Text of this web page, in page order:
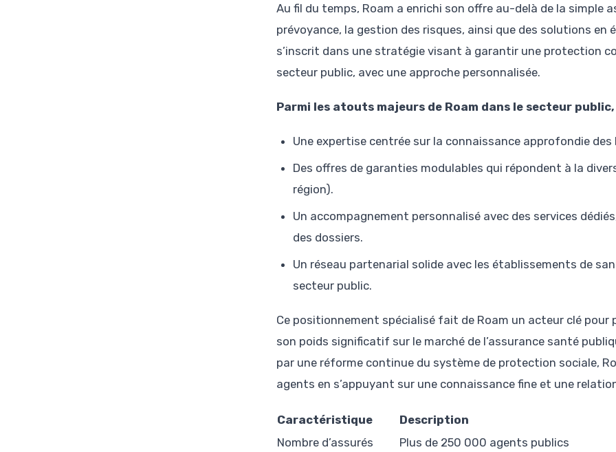
Au fil du temps, Roam a enrichi son offre au-delà de la simple
prévoyance, la gestion des risques, ainsi que des solutions en
s’inscrit dans une stratégie visant à garantir une protection
secteur public, avec une approche personnalisée.
Parmi les atouts majeurs de Roam dans le secteur
Une expertise centrée sur la connaissance approfondie
Des offres de garanties modulables qui répondent à la
région).
Un accompagnement personnalisé avec des services
des dossiers.
Un réseau partenarial solide avec les établissements de
secteur public.
Ce positionnement spécialisé fait de Roam un acteur clé
son poids significatif sur le marché de l’assurance santé
par une réforme continue du système de protection sociale,
agents en s’appuyant sur une connaissance fine et une
Caractéristique
Description
Nombre d’assurés
Plus de 250 000 agents publics